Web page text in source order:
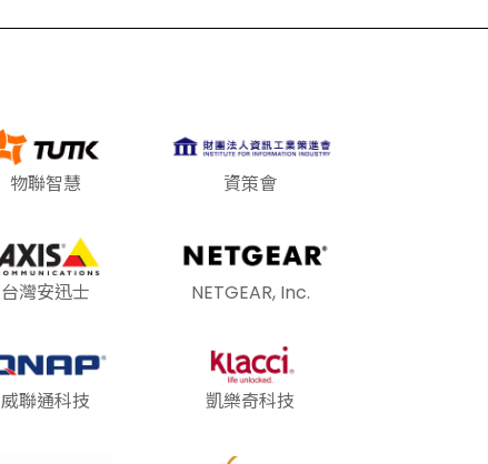
物聯智慧 資策會
台灣安迅士 NETGEAR, Inc.
威聯通科技 凱樂奇科技